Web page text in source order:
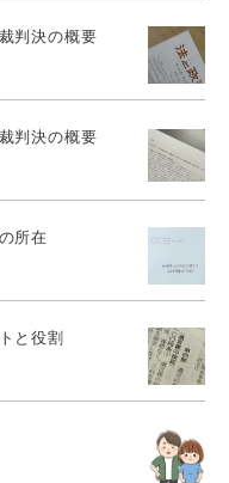
判決の概要
判決の概要
所在
と役割